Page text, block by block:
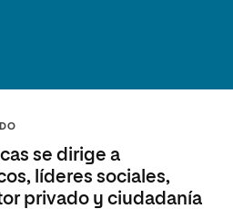
se dirige a
líderes sociales,
privado y ciudadanía